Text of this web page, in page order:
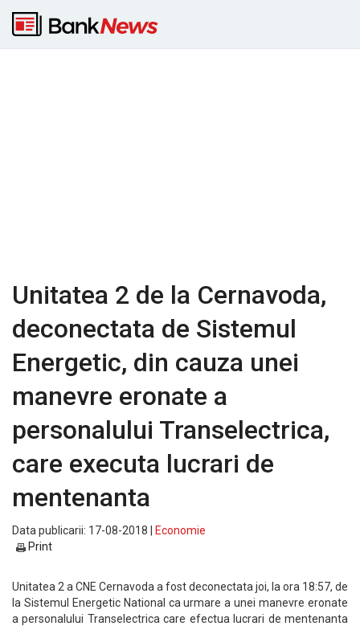
Unitatea 2 de la Cernavoda,
deconectata de Sistemul
Energetic, din cauza unei
manevre eronate a
personalului Transelectrica,
care executa lucrari de
mentenanta
Data publicarii: 17-08-2018 |
Economie
Print
Unitatea 2 a CNE Cernavoda a fost deconectata joi, la ora 18:57, de
la Sistemul Energetic National ca urmare a unei manevre eronate
a personalului Transelectrica care efectua lucrari de mentenanta